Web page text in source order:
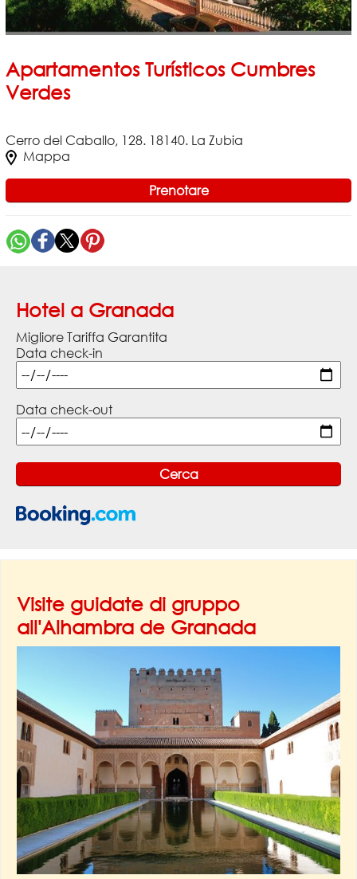
Apartamentos Turísticos Cumbres
Verdes
Cerro del Caballo, 128. 18140. La Zubia
Mappa
Prenotare
Hotel a Granada
Migliore Tariffa Garantita
Data check-in
Data check-out
Visite guidate di gruppo
all'Alhambra de Granada